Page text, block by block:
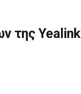
της Yealink